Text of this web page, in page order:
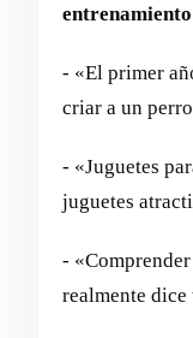
- «El primer
criar a un
- «Juguetes
juguetes
-
realmente